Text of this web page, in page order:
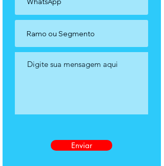
Enviar